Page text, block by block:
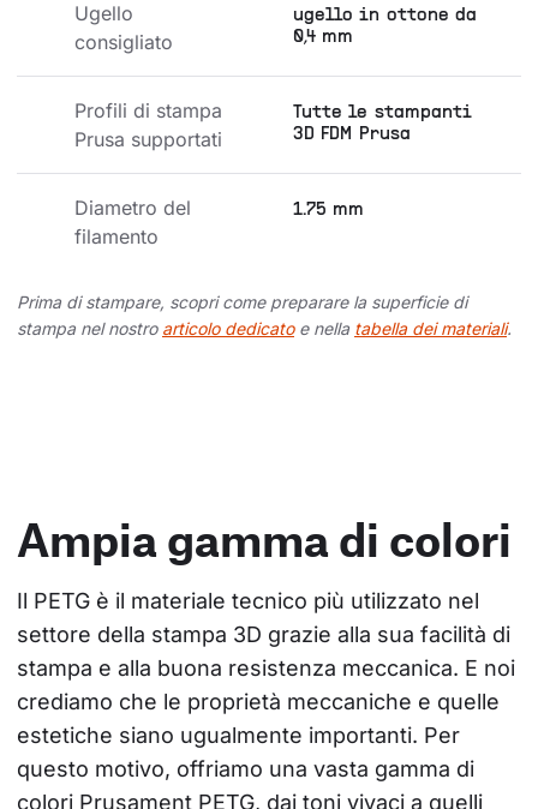
Ugello
consigliato
ugello in ottone da
0,4 mm
Profili di stampa
Prusa supportati
Tutte le stampanti
3D FDM Prusa
Diametro del
filamento
1.75 mm
Prima di stampare, scopri come preparare la superficie di
stampa nel nostro articolo dedicatoe nella tabella dei materiali.
Ampia gamma di colori
Il PETG è il materiale tecnico più utilizzato nel
settore della stampa 3D grazie alla sua facilità di
stampa e alla buona resistenza meccanica. E noi
crediamo che le proprietà meccaniche e quelle
estetiche siano ugualmente importanti. Per
questo motivo, offriamo una vasta gamma di
colori Prusament PETG, dai toni vivaci a quelli